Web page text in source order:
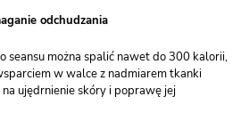
odchudzania
można spalić nawet do 300 kalorii,
w walce z nadmiarem tkanki
ujędrnienie skóry i poprawę jej